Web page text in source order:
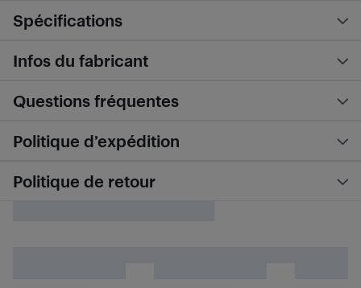
Spécifications
Infos du fabricant
Questions fréquentes
Politique d’expédition
Politique de retour